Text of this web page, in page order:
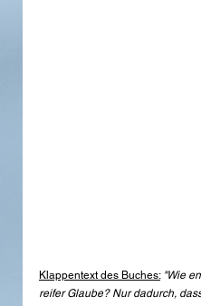
Klappentext des Buches: "Wie
reifer Glaube? Nur dadurch,